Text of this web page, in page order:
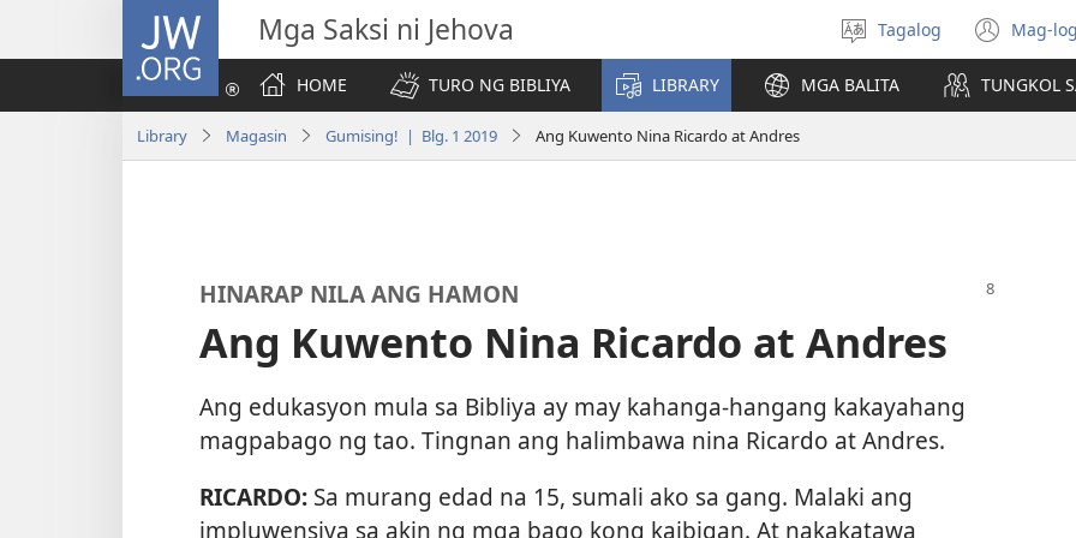
JW.ORG Mga Saksi ni Jehova
Pumili
ng
wika
Tagalog Mag-(may
na
HOME
TURO NG BIBLIYA LIBRARY MGA BALITA TUNGKOL
Library Magasin Gumising! | Blg. 1 2019 Ang Kuwento Nina Ricardo at Andres
HINARAP NILA ANG HAMON
Ang Kuwento Nina Ricardo at Andres
Ang edukasyon mula sa Bibliya ay may kahanga-hangang kakayahang
magpabago ng tao. Tingnan ang halimbawa nina Ricardo at Andres.
RICARDO: Sa murang edad na 15, sumali ako sa gang. Malaki ang
impluwensiya sa akin ng mga bago kong kaibigan. At nakakatawa